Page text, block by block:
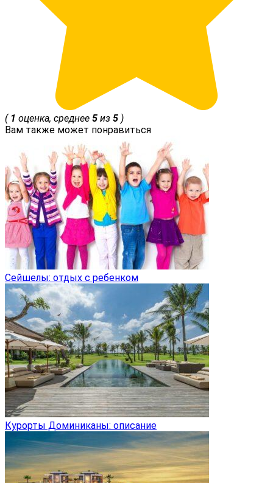
( 1 оценка, среднее 5 из 5 )
Вам также может понравиться
Сейшелы: отдых с ребенком
Курорты Доминиканы: описание